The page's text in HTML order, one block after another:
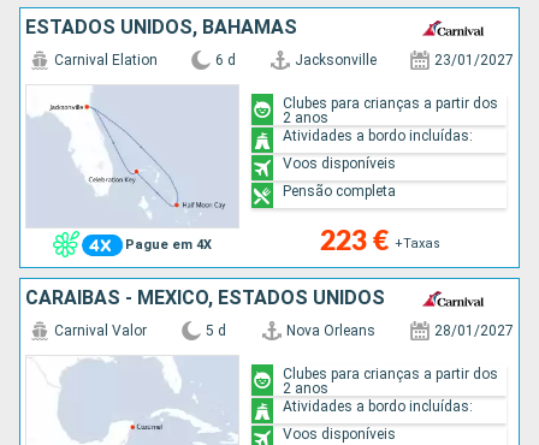
ESTADOS UNIDOS, BAHAMAS
Pague em 4X
Carnival Elation 6 d Jacksonville 23/01/2027
223 € +Taxas
Clubes para crianças a partir dos
2 anos
Atividades a bordo incluídas:
Voos disponíveis
Pensão completa
CARAIBAS - MEXICO, ESTADOS UNIDOS
Carnival Valor 5 d Nova Orleans 28/01/2027
Clubes para crianças a partir dos
2 anos
Atividades a bordo incluídas:
Voos disponíveis